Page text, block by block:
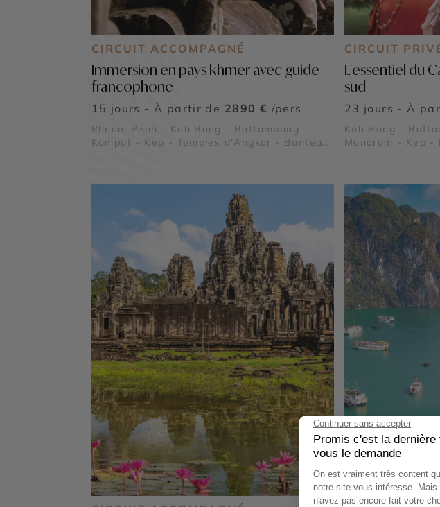
CIRCUIT ACCOMPAGNÉ
Immersion en pays khmer avec guide
francophone
15 jours - À partir de 2890 € /pers
Phnom Penh - Koh Rong - Battambang -
Kampot - Kep - Temples d'Angkor - Banteay
CIRCUIT
L'essentiel du
sud
23 jours - À
Koh Rong -
Monorom - Kep -